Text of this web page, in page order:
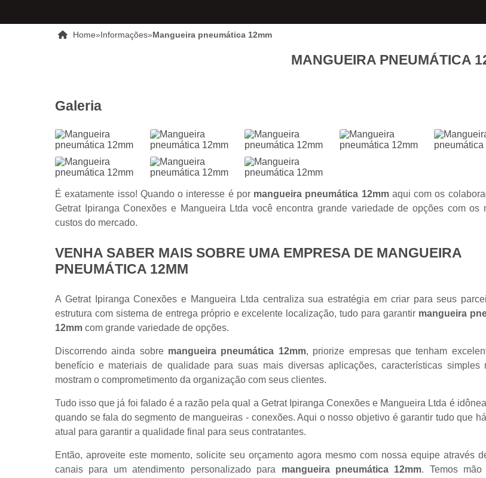
Home»Informações»Mangueira pneumática 12mm
MANGUEIRA PNEUMÁTICA
Galeria
É exatamente isso! Quando o interesse é por mangueira pneumática 12mmaqui com os
Getrat Ipiranga Conexões e Mangueira Ltda você encontra grande variedade de opções com os
custos do mercado.
VENHA SABER MAIS SOBRE UMA EMPRESA DE MANGUEIRA
PNEUMÁTICA 12MM
A Getrat Ipiranga Conexões e Mangueira Ltda centraliza sua estratégia em criar para seus
estrutura com sistema de entrega próprio e excelente localização, tudo para garantir mangueira
12mm com grande variedade de opções.
Discorrendo ainda sobre mangueira pneumática 12mm, priorize empresas que tenham
benefício e materiais de qualidade para suas mais diversas aplicações, características simples
mostram o comprometimento da organização com seus clientes.
Tudo isso que já foi falado é a razão pela qual a Getrat Ipiranga Conexões e Mangueira Ltda é
quando se fala do segmento de mangueiras - conexões. Aqui o nosso objetivo é garantir tudo que
atual para garantir a qualidade final para seus contratantes.
Então, aproveite este momento, solicite seu orçamento agora mesmo com nossa equipe através
canais para um atendimento personalizado para mangueira pneumática 12mm. Temos